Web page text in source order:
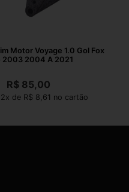
Motor Voyage 1.0 Gol Fox
2003 2004 A 2021
R$ 85,00
de R$ 8,61 no cartão